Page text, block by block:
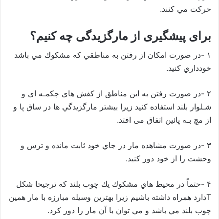
حركت مي كنند.
برای پیشگیری از مارگزیدگی چه کنیم؟
۱ -در صورت امكان از رفتن به مناطقي كه مشكوك مي باشد
خودداري کنید.
۲ -در صورت رفتن به اين مناطق از كفش هاي چكمـه اي و
شـلوار بلند استفاده کنید زيرا بیشتر مارگزيدگي ها در ساق پا و
از مچ بـه پائين اتفاق می افتد.
۳ -در صورت مشاهده مار در جاي خود ثابت مانده و ترس و
وحشت را از خود دور كنيد.
۴ -حتماً در محيط هاي مشكوك يك چوب بلند كه ترجيحا شكل
Tدارد همراه داشته باشيم زيرا بهترين وسيله مبارزه با مار همين
چوب بلند مي باشد و مي توان با آن مار را دور كرد.